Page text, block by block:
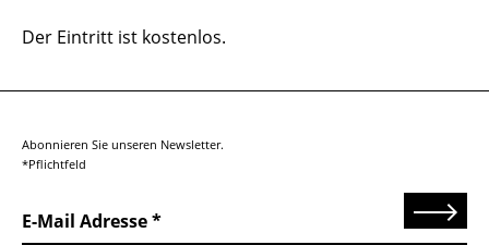
Der Eintritt ist kostenlos.
Abonnieren Sie unseren Newsletter.
*Pflichtfeld
E-Mail Adresse Senden